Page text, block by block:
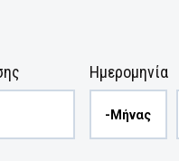
Ημερομηνία